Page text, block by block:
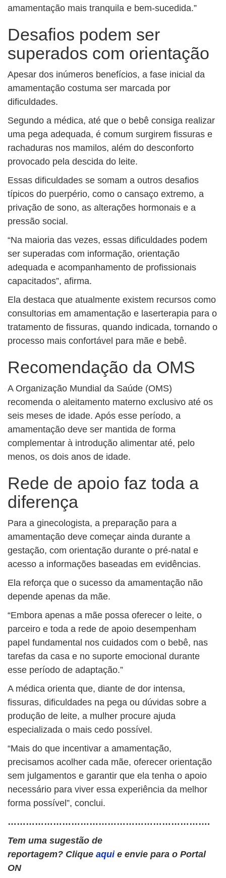
amamentação mais tranquila e bem-sucedida.”
Desafios podem ser
superados com orientação
Apesar dos inúmeros benefícios, a fase inicial da
amamentação costuma ser marcada por
dificuldades.
Segundo a médica, até que o bebê consiga realizar
uma pega adequada, é comum surgirem fissuras e
rachaduras nos mamilos, além do desconforto
provocado pela descida do leite.
Essas dificuldades se somam a outros desafios
típicos do puerpério, como o cansaço extremo, a
privação de sono, as alterações hormonais e a
pressão social.
“Na maioria das vezes, essas dificuldades podem
ser superadas com informação, orientação
adequada e acompanhamento de profissionais
capacitados”, afirma.
Ela destaca que atualmente existem recursos como
consultorias em amamentação e laserterapia para o
tratamento de fissuras, quando indicada, tornando o
processo mais confortável para mãe e bebê.
Recomendação da OMS
A Organização Mundial da Saúde (OMS)
recomenda o aleitamento materno exclusivo até os
seis meses de idade. Após esse período, a
amamentação deve ser mantida de forma
complementar à introdução alimentar até, pelo
menos, os dois anos de idade.
Rede de apoio faz toda a
diferença
Para a ginecologista, a preparação para a
amamentação deve começar ainda durante a
gestação, com orientação durante o pré-natal e
acesso a informações baseadas em evidências.
Ela reforça que o sucesso da amamentação não
depende apenas da mãe.
“Embora apenas a mãe possa oferecer o leite, o
parceiro e toda a rede de apoio desempenham
papel fundamental nos cuidados com o bebê, nas
tarefas da casa e no suporte emocional durante
esse período de adaptação.”
A médica orienta que, diante de dor intensa,
fissuras, dificuldades na pega ou dúvidas sobre a
produção de leite, a mulher procure ajuda
especializada o mais cedo possível.
“Mais do que incentivar a amamentação,
precisamos acolher cada mãe, oferecer orientação
sem julgamentos e garantir que ela tenha o apoio
necessário para viver essa experiência da melhor
forma possível”, conclui.
………………………………………………………….
Tem uma sugestão de
reportagem? Clique aqui e envie para o Portal
ON